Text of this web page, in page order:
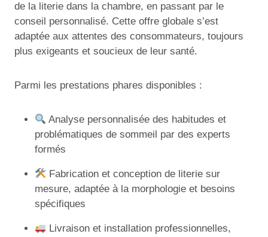
de la literie dans la chambre, en passant par le
conseil personnalisé. Cette offre globale s’est
adaptée aux attentes des consommateurs, toujours
plus exigeants et soucieux de leur santé.
Parmi les prestations phares disponibles :
Analyse personnalisée des habitudes et
problématiques de sommeil par des experts
formés
Fabrication et conception de literie sur
mesure, adaptée à la morphologie et besoins
spécifiques
Livraison et installation professionnelles,